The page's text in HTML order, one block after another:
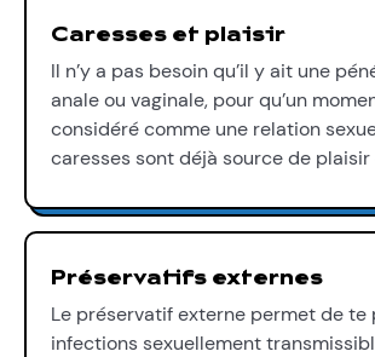
Caresses et plaisir
Il n’y a pas besoin qu’il y ait une
anale ou vaginale, pour qu’un
considéré comme une relation
caresses sont déjà source de plaisir
Préservatifs externes
Le préservatif externe permet de te
infections sexuellement